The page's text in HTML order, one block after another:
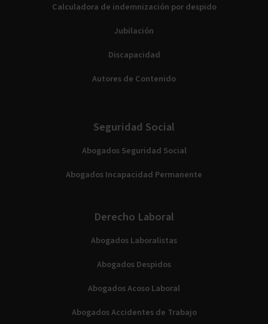
Calculadora de indemnización por despido
Jubilación
Discapacidad
Autores de Contenido
Seguridad Social
Abogados Seguridad Social
Abogados Incapacidad Permanente
Derecho Laboral
Abogados Laboralistas
Abogados Despidos
Abogados Acoso Laboral
Abogados Accidentes de Trabajo